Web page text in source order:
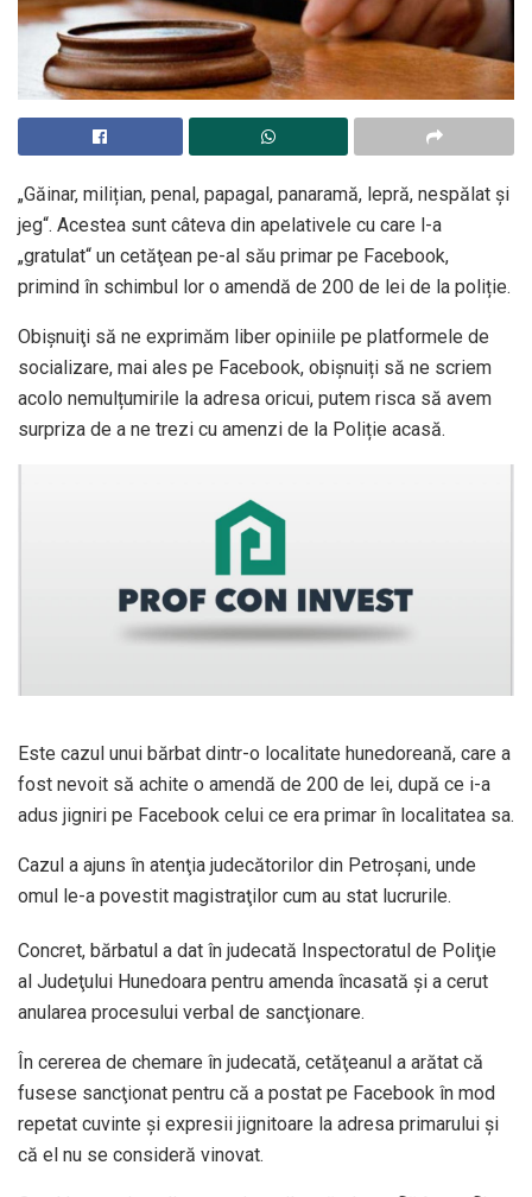
„Găinar, milițian, penal, papagal, panaramă, lepră, nespălat și
jeg“. Acestea sunt câteva din apelativele cu care l-a
„gratulat“ un cetăţean pe-al său primar pe Facebook,
primind în schimbul lor o amendă de 200 de lei de la poliție.
Obişnuiţi să ne exprimăm liber opiniile pe platformele de
socializare, mai ales pe Facebook, obişnuiți să ne scriem
acolo nemulțumirile la adresa oricui, putem risca să avem
surpriza de a ne trezi cu amenzi de la Poliție acasă.
Este cazul unui bărbat dintr-o localitate hunedoreană, care a
fost nevoit să achite o amendă de 200 de lei, după ce i-a
adus jigniri pe Facebook celui ce era primar în localitatea sa.
Cazul a ajuns în atenţia judecătorilor din Petroşani, unde
omul le-a povestit magistraţilor cum au stat lucrurile.
Concret, bărbatul a dat în judecată Inspectoratul de Poliţie
al Judeţului Hunedoara pentru amenda încasată şi a cerut
anularea procesului verbal de sancţionare.
În cererea de chemare în judecată, cetăţeanul a arătat că
fusese sancţionat pentru că a postat pe Facebook în mod
repetat cuvinte şi expresii jignitoare la adresa primarului şi
că el nu se consideră vinovat.